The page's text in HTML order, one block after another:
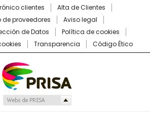
clientes
Alta de Clientes
de proveedores
Aviso legal
de Datos
Política de cookies
Transparencia Código Ético